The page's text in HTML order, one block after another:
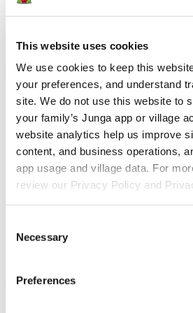
This website uses cookies
We use cookies to keep this
your preferences, and understand
site. We do not use this website to
your family’s Junga app or village
website analytics help us improve
content, and business operations,
app usage and village data. For
review our Privacy Policy and
Selection
Necessary
Preferences
familias a conectarse y celebrar el
Junga contra LiveSchoolLiveSchool
alumnos y crear una cultura escolar
Regresar
Acerca De
Acerca De Junga
Nuestra HistoriaConoce los orígenes
nuestros objetivos al crear esta plataforma
ÉxitoLee sobre el éxito de otros
Nuestra Comunidad
Selfie Con Junga
Crea una selfie con
tu comunidad.
Regresar